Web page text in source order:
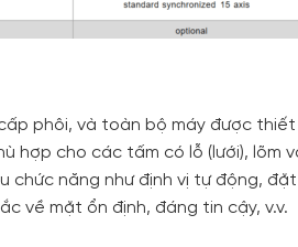
phôi, và toàn bộ máy được
hợp cho các tấm có lỗ (lưới), lõm
chức năng như định vị tự động,
về mặt ổn định, đáng tin cậy, v.v.